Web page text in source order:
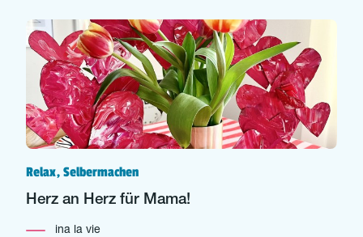
Relax, Selbermachen
Herz an Herz für Mama!
ina la vie